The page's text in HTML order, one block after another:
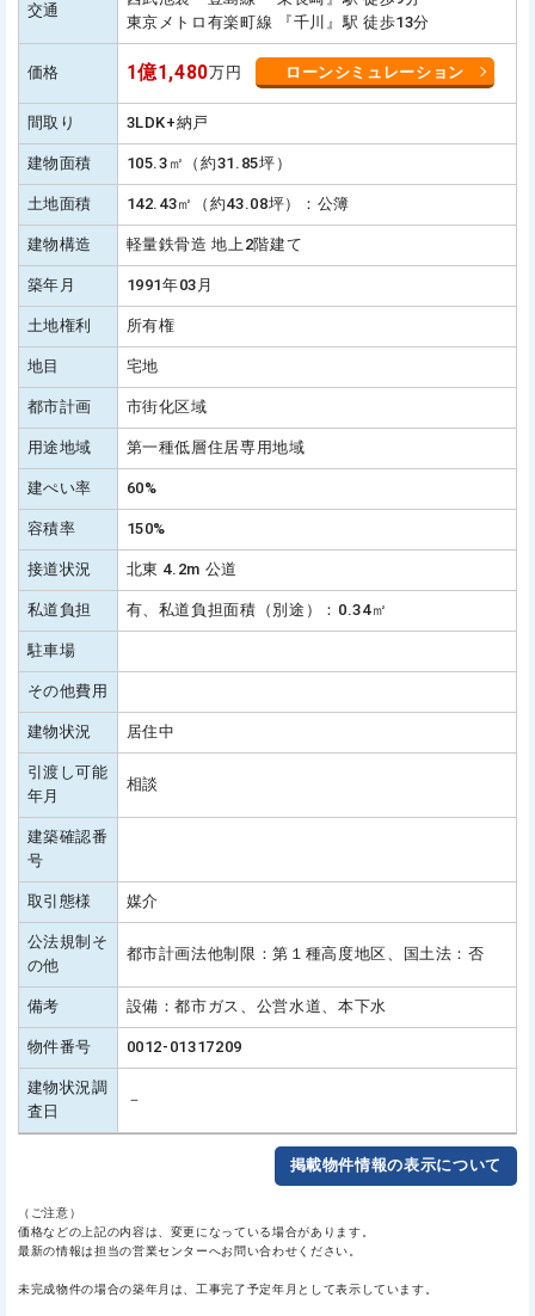
交通
東京メトロ有楽町線 『千川』駅 徒歩13分
価格 1億1,480万円 ローンシミュレーション
間取り 3LDK+納戸
建物面積 105.3㎡（約31.85坪）
土地面積 142.43㎡（約43.08坪）：公簿
建物構造 軽量鉄骨造 地上2階建て
築年月 1991年03月
土地権利 所有権
地目 宅地
都市計画 市街化区域
用途地域 第一種低層住居専用地域
建ぺい率 60%
容積率 150%
接道状況 北東 4.2m 公道
私道負担 有、私道負担面積（別途）：0.34㎡
駐車場
その他費用
建物状況 居住中
引渡し可能
年月
相談
建築確認番
号
取引態様 媒介
公法規制そ
の他
都市計画法他制限：第１種高度地区、国土法：否
備考 設備：都市ガス、公営水道、本下水
物件番号 0012-01317209
建物状況調
査日
－
掲載物件情報の表示について
（ご注意）
価格などの上記の内容は、変更になっている場合があります。
最新の情報は担当の営業センターへお問い合わせください。
未完成物件の場合の築年月は、工事完了予定年月として表示しています。